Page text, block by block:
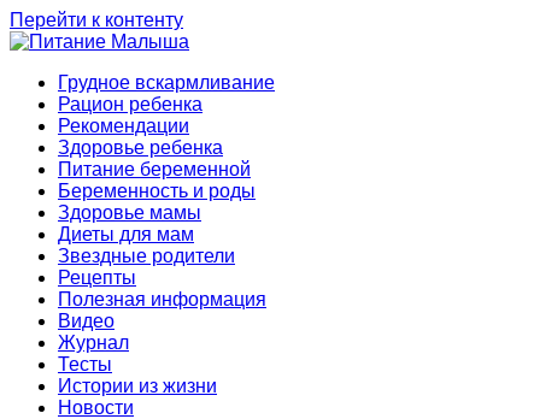
Перейти к контенту
Грудное вскармливание
Рацион ребенка
Рекомендации
Здоровье ребенка
Питание беременной
Беременность и роды
Здоровье мамы
Диеты для мам
Звездные родители
Рецепты
Полезная информация
Видео
Журнал
Тесты
Истории из жизни
Новости